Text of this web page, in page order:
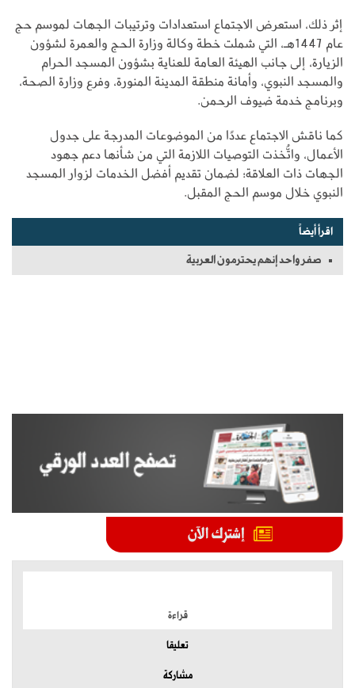
إثر ذلك، استعرض الاجتماع استعدادات وترتيبات الجهات لموسم حج
عام 1447هـ، التي شملت خطة وكالة وزارة الحج والعمرة لشؤون
الزيارة، إلى جانب الهيئة العامة للعناية بشؤون المسجد الحرام
والمسجد النبوي، وأمانة منطقة المدينة المنورة، وفرع وزارة الصحة،
وبرنامج خدمة ضيوف الرحمن.
كما ناقش الاجتماع عددًا من الموضوعات المدرجة على جدول
الأعمال، واتُّخذت التوصيات اللازمة التي من شأنها دعم جهود
الجهات ذات العلاقة؛ لضمان تقديم أفضل الخدمات لزوار المسجد
النبوي خلال موسم الحج المقبل.
اقرأ أيضاً
صفر واحد إنهم يحترمون العربية
قراءة
تعليقا
مشاركة